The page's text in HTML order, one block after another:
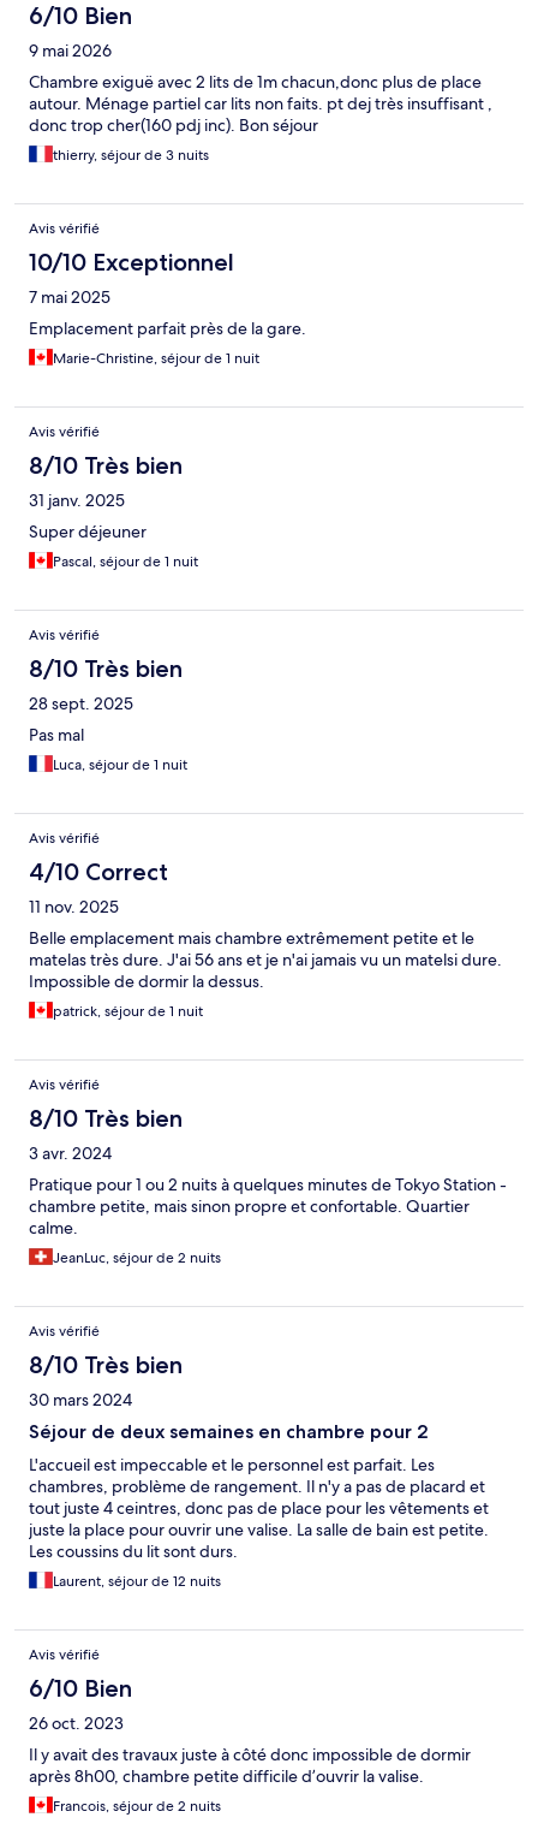
6/10 Bien
9 mai 2026
Chambre exiguë avec 2 lits de 1m chacun,donc plus de place
autour. Ménage partiel car lits non faits. pt dej très insuffisant ,
donc trop cher(160 pdj inc). Bon séjour
thierry, séjour de 3 nuits
Avis vérifié
10/10 Exceptionnel
7 mai 2025
Emplacement parfait près de la gare.
Marie-Christine, séjour de 1 nuit
Avis vérifié
8/10 Très bien
31 janv. 2025
Super déjeuner
Pascal, séjour de 1 nuit
Avis vérifié
8/10 Très bien
28 sept. 2025
Pas mal
Luca, séjour de 1 nuit
Avis vérifié
4/10 Correct
11 nov. 2025
Belle emplacement mais chambre extrêmement petite et le
matelas très dure. J'ai 56 ans et je n'ai jamais vu un matelsi dure.
Impossible de dormir la dessus.
patrick, séjour de 1 nuit
Avis vérifié
8/10 Très bien
3 avr. 2024
Pratique pour 1 ou 2 nuits à quelques minutes de Tokyo Station -
chambre petite, mais sinon propre et confortable. Quartier
calme.
JeanLuc, séjour de 2 nuits
Avis vérifié
8/10 Très bien
30 mars 2024
Séjour de deux semaines en chambre pour 2
L'accueil est impeccable et le personnel est parfait. Les
chambres, problème de rangement. Il n'y a pas de placard et
tout juste 4 ceintres, donc pas de place pour les vêtements et
juste la place pour ouvrir une valise. La salle de bain est petite.
Les coussins du lit sont durs.
Laurent, séjour de 12 nuits
Avis vérifié
6/10 Bien
26 oct. 2023
Il y avait des travaux juste à côté donc impossible de dormir
après 8h00, chambre petite difficile d’ouvrir la valise.
Francois, séjour de 2 nuits